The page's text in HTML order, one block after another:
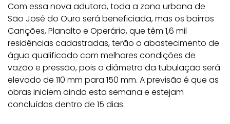
Com essa nova adutora, toda a zona urbana de
São José do Ouro será beneficiada, mas os bairros
Canções, Planalto e Operário, que têm 1,6 mil
residências cadastradas, terão o abastecimento de
água qualificado com melhores condições de
vazão e pressão, pois o diâmetro da tubulação será
elevado de 110 mm para 150 mm. A previsão é que as
obras iniciem ainda esta semana e estejam
concluídas dentro de 15 dias.